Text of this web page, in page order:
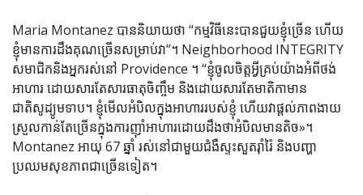
Maria Montanez បាននិយាយថា “កម្មវិធីនេះបានជួយខ្ញុំច្រើន ហើយ
ខ្ញុំមានការដឹងគុណច្រើនសម្រាប់វា”។ Neighborhood INTEGRITY
សមាជិកនិងអ្នករស់នៅ Providence ។ “ខ្ញុំចូលចិត្តអ្វីគ្រប់យ៉ាងអំពីថង់
អាហារ ដោយសារតែសារធាតុចិញ្ចឹម និងដោយសារតែមាតិកាមាន
ជាតិសូដ្យូមទាប។ ខ្ញុំ​មើល​អំបិល​ក្នុង​អាហារ​របស់​ខ្ញុំ ហើយ​វា​ផ្តល់​ភាព​ងាយ​
ស្រួល​កាន់​តែ​ច្រើន​ក្នុង​ការ​ញ៉ាំ​អាហារ​ដោយ​ដឹង​ថា​អំបិល​មាន​តិច»។
Montanez អាយុ 67 ឆ្នាំ រស់នៅជាមួយជំងឺស្ទះសួតរ៉ាំរ៉ៃ និងបញ្ហា
ប្រឈមសុខភាពជាច្រើនទៀត។